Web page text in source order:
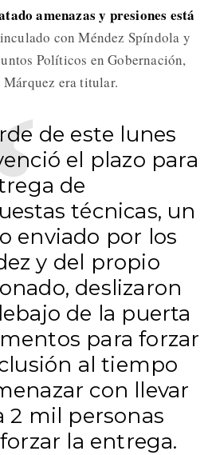
amenazas y presiones está
con Méndez Spíndola y
Políticos en Gobernación,
era titular.
de este lunes
el plazo para
de
técnicas, un
enviado por los
y del propio
deslizaron
de la puerta
para forzar
al tiempo
con llevar
2 mil personas
la entrega.